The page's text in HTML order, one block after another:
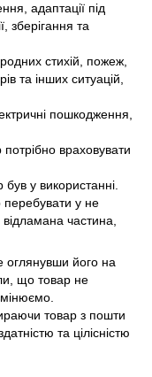
адаптації під
зберігання та
стихій, пожеж,
та інших ситуацій,
пошкодження,
враховувати
у використанні.
перебувати у не
частина,
його на
що товар не
товар з пошти
та цілісністю